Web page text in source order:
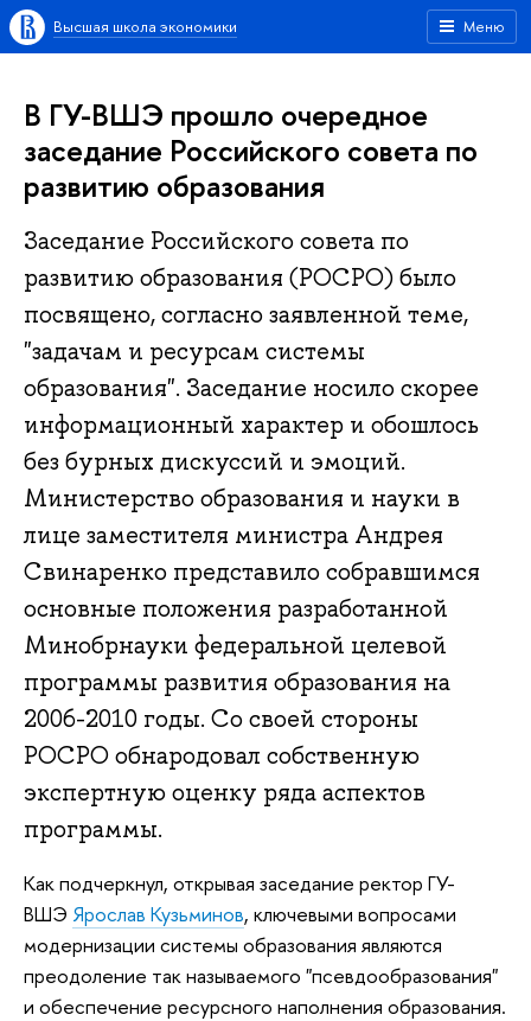
Меню
Высшая школа экономики
В ГУ-ВШЭ прошло очередное
заседание Российского совета по
развитию образования
Заседание Российского совета по
развитию образования (РОСРО) было
посвящено, согласно заявленной теме,
"задачам и ресурсам системы
образования". Заседание носило скорее
информационный характер и обошлось
без бурных дискуссий и эмоций.
Министерство образования и науки в
лице заместителя министра Андрея
Свинаренко представило собравшимся
основные положения разработанной
Минобрнауки федеральной целевой
программы развития образования на
2006-2010 годы. Со своей стороны
РОСРО обнародовал собственную
экспертную оценку ряда аспектов
программы.
Как подчеркнул, открывая заседание ректор ГУ-
ВШЭ Ярослав Кузьминов, ключевыми вопросами
модернизации системы образования являются
преодоление так называемого "псевдообразования"
и обеспечение ресурсного наполнения образования.